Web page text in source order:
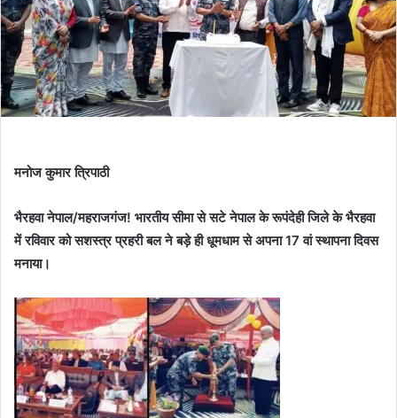
मनोज कुमार त्रिपाठी
भैरहवा नेपाल/महराजगंज! भारतीय सीमा से सटे नेपाल के रूपंदेही जिले के भैरहवा
में रविवार को सशस्त्र प्रहरी बल ने बड़े ही धूमधाम से अपना 17 वां स्थापना दिवस
मनाया।